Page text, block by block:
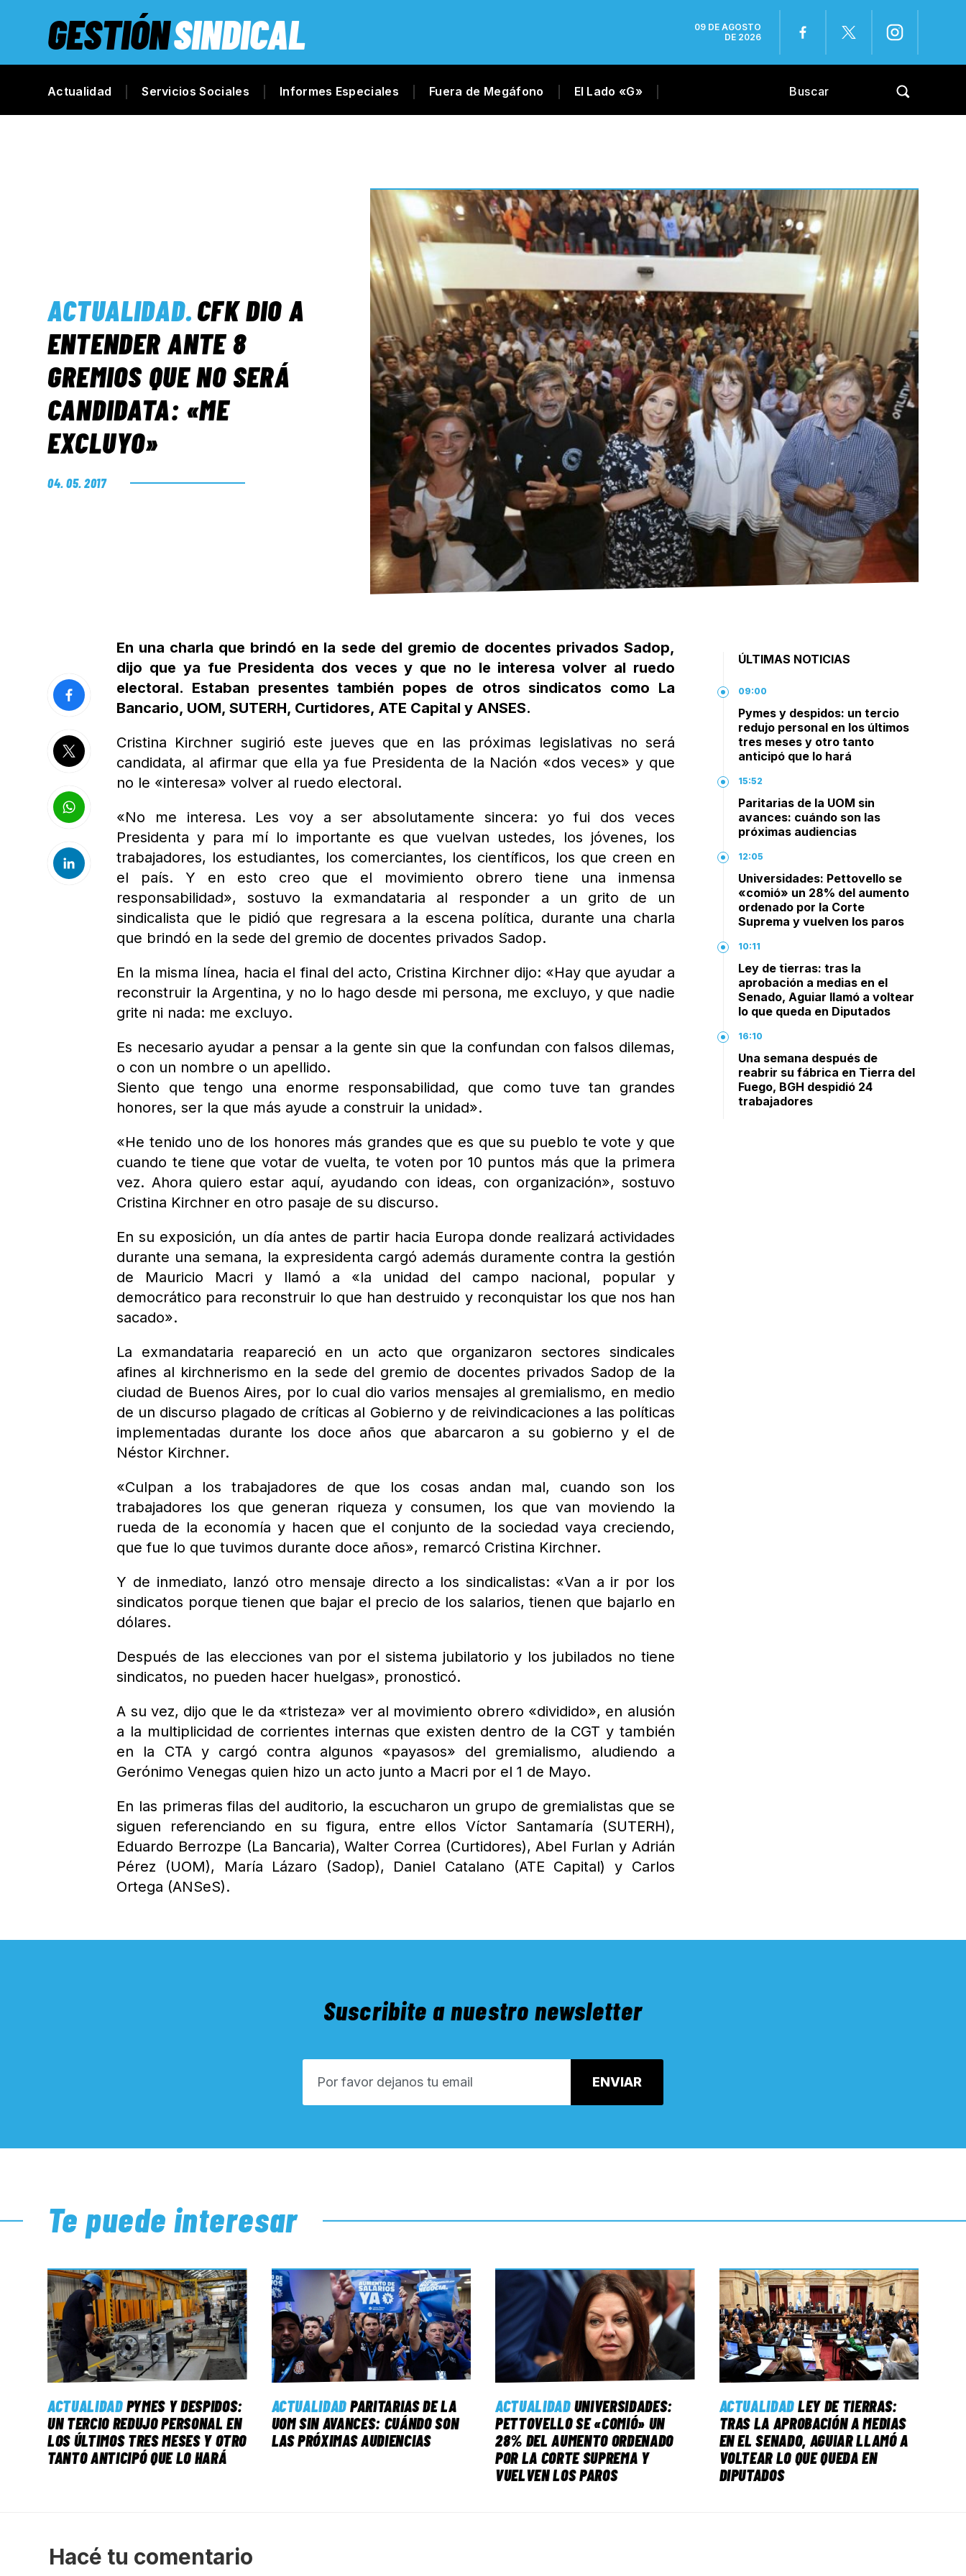
GESTIÓNSINDICAL
09 DE AGOSTO
DE 2026
Actualidad Servicios Sociales Informes Especiales Fuera de Megáfono El Lado «G»
ACTUALIDAD.CFK DIO A
ENTENDER ANTE 8
GREMIOS QUE NO SERÁ
CANDIDATA: «ME
EXCLUYO»
04. 05. 2017
En una charla que brindó en la sede del gremio de docentes privados Sadop,
dijo que ya fue Presidenta dos veces y que no le interesa volver al ruedo
electoral. Estaban presentes también popes de otros sindicatos como La
Bancario, UOM, SUTERH, Curtidores, ATE Capital y ANSES.
Cristina Kirchner sugirió este jueves que en las próximas legislativas no será
candidata, al afirmar que ella ya fue Presidenta de la Nación «dos veces» y que
no le «interesa» volver al ruedo electoral.
«No me interesa. Les voy a ser absolutamente sincera: yo fui dos veces
Presidenta y para mí lo importante es que vuelvan ustedes, los jóvenes, los
trabajadores, los estudiantes, los comerciantes, los científicos, los que creen en
el país. Y en esto creo que el movimiento obrero tiene una inmensa
responsabilidad», sostuvo la exmandataria al responder a un grito de un
sindicalista que le pidió que regresara a la escena política, durante una charla
que brindó en la sede del gremio de docentes privados Sadop.
En la misma línea, hacia el final del acto, Cristina Kirchner dijo: «Hay que ayudar a
reconstruir la Argentina, y no lo hago desde mi persona, me excluyo, y que nadie
grite ni nada: me excluyo.
Es necesario ayudar a pensar a la gente sin que la confundan con falsos dilemas,
o con un nombre o un apellido.
Siento que tengo una enorme responsabilidad, que como tuve tan grandes
honores, ser la que más ayude a construir la unidad».
«He tenido uno de los honores más grandes que es que su pueblo te vote y que
cuando te tiene que votar de vuelta, te voten por 10 puntos más que la primera
vez. Ahora quiero estar aquí, ayudando con ideas, con organización», sostuvo
Cristina Kirchner en otro pasaje de su discurso.
En su exposición, un día antes de partir hacia Europa donde realizará actividades
durante una semana, la expresidenta cargó además duramente contra la gestión
de Mauricio Macri y llamó a «la unidad del campo nacional, popular y
democrático para reconstruir lo que han destruido y reconquistar los que nos han
sacado».
La exmandataria reapareció en un acto que organizaron sectores sindicales
afines al kirchnerismo en la sede del gremio de docentes privados Sadop de la
ciudad de Buenos Aires, por lo cual dio varios mensajes al gremialismo, en medio
de un discurso plagado de críticas al Gobierno y de reivindicaciones a las políticas
implementadas durante los doce años que abarcaron a su gobierno y el de
Néstor Kirchner.
«Culpan a los trabajadores de que los cosas andan mal, cuando son los
trabajadores los que generan riqueza y consumen, los que van moviendo la
rueda de la economía y hacen que el conjunto de la sociedad vaya creciendo,
que fue lo que tuvimos durante doce años», remarcó Cristina Kirchner.
Y de inmediato, lanzó otro mensaje directo a los sindicalistas: «Van a ir por los
sindicatos porque tienen que bajar el precio de los salarios, tienen que bajarlo en
dólares.
Después de las elecciones van por el sistema jubilatorio y los jubilados no tiene
sindicatos, no pueden hacer huelgas», pronosticó.
A su vez, dijo que le da «tristeza» ver al movimiento obrero «dividido», en alusión
a la multiplicidad de corrientes internas que existen dentro de la CGT y también
en la CTA y cargó contra algunos «payasos» del gremialismo, aludiendo a
Gerónimo Venegas quien hizo un acto junto a Macri por el 1 de Mayo.
En las primeras filas del auditorio, la escucharon un grupo de gremialistas que se
siguen referenciando en su figura, entre ellos Víctor Santamaría (SUTERH),
Eduardo Berrozpe (La Bancaria), Walter Correa (Curtidores), Abel Furlan y Adrián
Pérez (UOM), María Lázaro (Sadop), Daniel Catalano (ATE Capital) y Carlos
Ortega (ANSeS).
ÚLTIMAS NOTICIAS
09:00
Pymes y despidos: un tercio
redujo personal en los últimos
tres meses y otro tanto
anticipó que lo hará
15:52
Paritarias de la UOM sin
avances: cuándo son las
próximas audiencias
12:05
Universidades: Pettovello se
«comió» un 28% del aumento
ordenado por la Corte
Suprema y vuelven los paros
10:11
Ley de tierras: tras la
aprobación a medias en el
Senado, Aguiar llamó a voltear
lo que queda en Diputados
16:10
Una semana después de
reabrir su fábrica en Tierra del
Fuego, BGH despidió 24
trabajadores
Suscribite a nuestro newsletter
Te puede interesar
ACTUALIDAD PYMES Y DESPIDOS:
UN TERCIO REDUJO PERSONAL EN
LOS ÚLTIMOS TRES MESES Y OTRO
TANTO ANTICIPÓ QUE LO HARÁ
ACTUALIDADPARITARIAS DE LA
UOM SIN AVANCES: CUÁNDO SON
LAS PRÓXIMAS AUDIENCIAS
ACTUALIDAD UNIVERSIDADES:
PETTOVELLO SE «COMIÓ» UN
28% DEL AUMENTO ORDENADO
POR LA CORTE SUPREMA Y
VUELVEN LOS PAROS
ACTUALIDADLEY DE TIERRAS:
TRAS LA APROBACIÓN A MEDIAS
EN EL SENADO, AGUIAR LLAMÓ A
VOLTEAR LO QUE QUEDA EN
DIPUTADOS
Hacé tu comentario